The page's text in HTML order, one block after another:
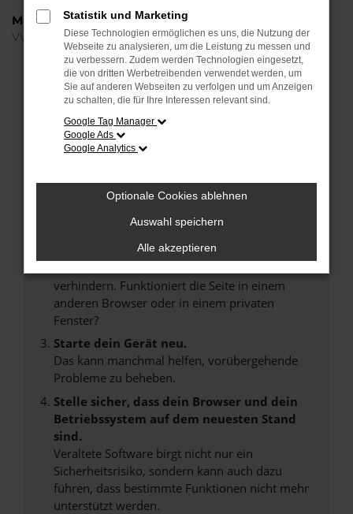
Marken
VW
FEHLER: NETWORK ERROR
Hier sind ein paar Tipps, die dir helfen können:
Überprüfe deine Firewall und deine
Laden andere Webseiten, zum Beispiel deine
Prüfe deine Browsererweiterungen.
Manche Erweiterungen, wie Werbeblocker,
verhindern. Funktioniert die Seite in einem
anderen Browser oder in einem privaten
Fenster?
Starte dein Gerät neu.
Das kann manchmal helfen, vorübergehende
Probleme zu beheben.
Stelle sicher, dass dein Browser und dein
Betriebssystem auf dem neuesten Stand
sind.
Veraltete Software birgt nicht nur ein
Sicherheitsrisiko, sondern kann auch dazu
führen, dass bestimmte Funktionen nicht mehr
unterstützt werden.
Statistik und Marketing
Diese Technologien ermöglichen es uns, die Nutzung der
Webseite zu analysieren, um die Leistung zu messen und
zu verbessern. Zudem werden Technologien eingesetzt,
die von dritten Werbetreibenden verwendet werden, um
Sie auf anderen Webseiten zu verfolgen und um Anzeigen
zu schalten, die für Ihre Interessen relevant sind.
Google Tag Manager
Google Ads
Google Analytics
Optionale Cookies ablehnen
Auswahl speichern
Alle akzeptieren